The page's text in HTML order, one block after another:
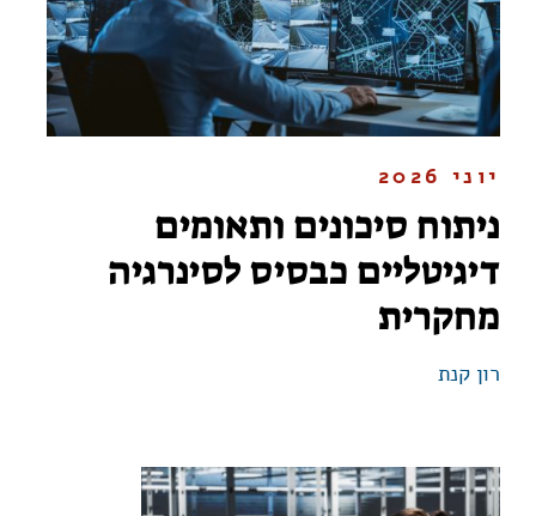
יוני 2026
ניתוח סיכונים ותאומים
דיגיטליים כבסיס לסינרגיה
מחקרית
רון קנת